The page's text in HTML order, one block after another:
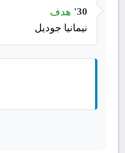
30' هدف
نيمانيا جوديل